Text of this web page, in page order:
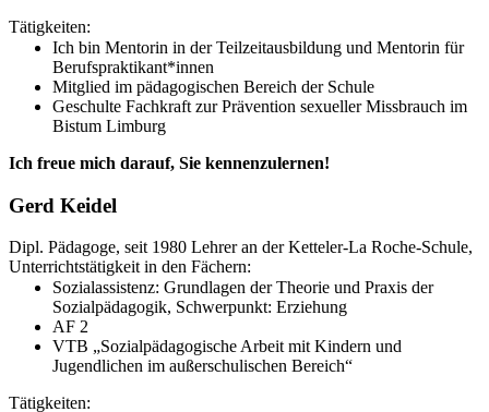
Tätigkeiten:
Ich bin Mentorin in der Teilzeitausbildung und Mentorin für
Berufspraktikant*innen
Mitglied im pädagogischen Bereich der Schule
Geschulte Fachkraft zur Prävention sexueller Missbrauch im
Bistum Limburg
Ich freue mich darauf, Sie kennenzulernen!
Gerd Keidel
Dipl. Pädagoge, seit 1980 Lehrer an der Ketteler-La Roche-Schule,
Unterrichtstätigkeit in den Fächern:
Sozialassistenz: Grundlagen der Theorie und Praxis der
Sozialpädagogik, Schwerpunkt: Erziehung
AF 2
VTB „Sozialpädagogische Arbeit mit Kindern und
Jugendlichen im außerschulischen Bereich“
Tätigkeiten: